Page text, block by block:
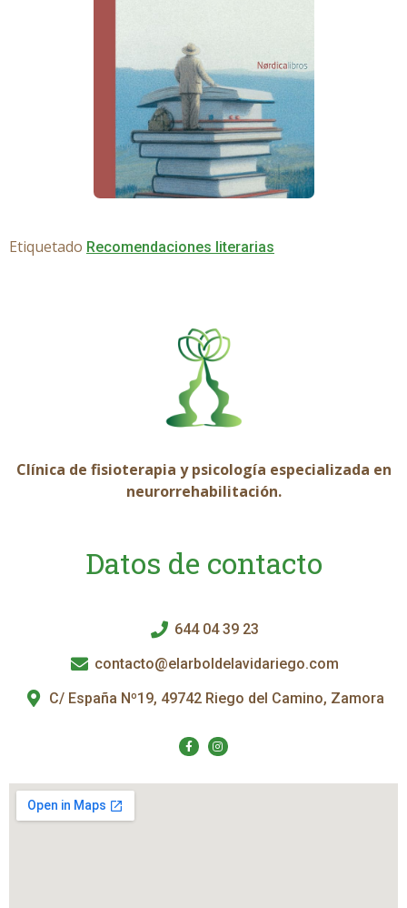
Etiquetado Recomendaciones literarias
Clínica de fisioterapia y psicología especializada en
neurorrehabilitación.
Datos de contacto
644 04 39 23
contacto@elarboldelavidariego.com
C/ España Nº19, 49742 Riego del Camino, Zamora